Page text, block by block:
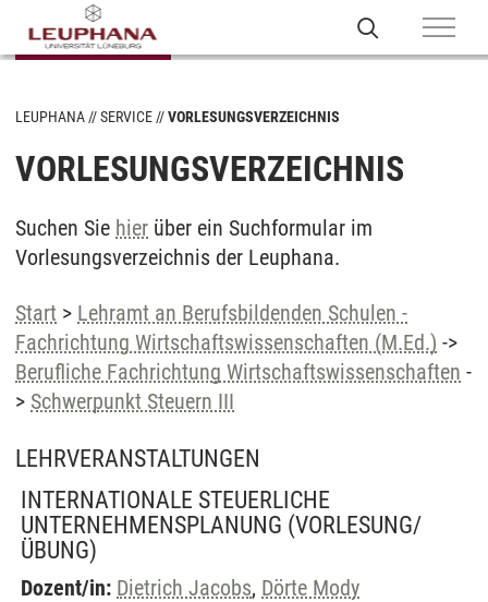
LEUPHANA SERVICE VORLESUNGSVERZEICHNIS
VORLESUNGSVERZEICHNIS
Suchen Sie hier über ein Suchformular im
Vorlesungsverzeichnis der Leuphana.
Start > Lehramt an Berufsbildenden Schulen -
Fachrichtung Wirtschaftswissenschaften (M.Ed.) ->
Berufliche Fachrichtung Wirtschaftswissenschaften -
> Schwerpunkt Steuern III
LEHRVERANSTALTUNGEN
INTERNATIONALE STEUERLICHE
UNTERNEHMENSPLANUNG (VORLESUNG/
ÜBUNG)
Dozent/in: Dietrich Jacobs, Dörte Mody